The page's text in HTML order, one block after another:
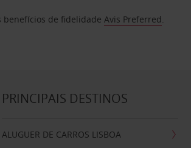
benefícios de fidelidadeAvis Preferred.
PRINCIPAIS DESTINOS
ALUGUER DE CARROS LISBOA